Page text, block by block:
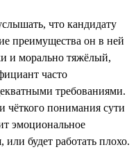
что кандидату
преимущества он в ней
и морально тяжёлый,
часто
требованиями.
чёткого понимания сути
эмоциональное
будет работать плохо.